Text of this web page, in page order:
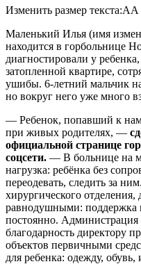
Изменить размер текста:AA
Маленький Илья (имя
находится в горбольнице
диагностировали у
затопленной квартире,
ушибы. 6-летний мальчик
но вокруг него уже много
— Ребенок, попавший к
при живых родителях, —
официальной странице
соцсети. — В больнице на
нагрузка: ребёнка без
переодевать, следить за
хирургического
равнодушными:
постоянно.
благодарность директору
объектов первичными
для ребенка: одежду,